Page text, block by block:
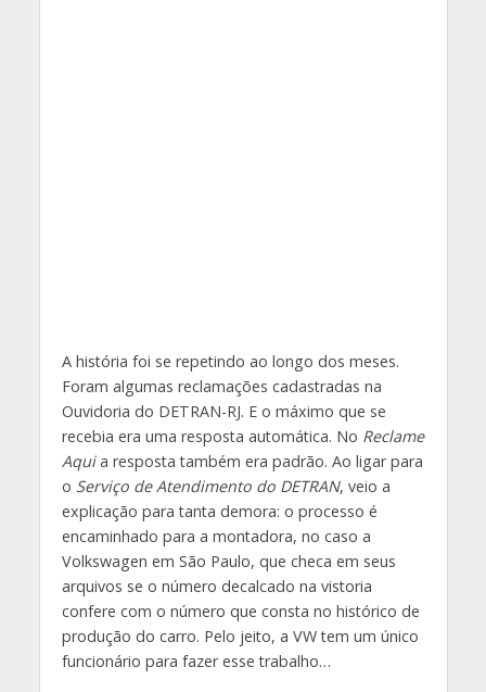
A história foi se repetindo ao longo dos meses.
Foram algumas reclamações cadastradas na
Ouvidoria do DETRAN-RJ. E o máximo que se
recebia era uma resposta automática. No Reclame
Aquia resposta também era padrão. Ao ligar para
o Serviço de Atendimento do DETRAN, veio a
explicação para tanta demora: o processo é
encaminhado para a montadora, no caso a
Volkswagen em São Paulo, que checa em seus
arquivos se o número decalcado na vistoria
confere com o número que consta no histórico de
produção do carro. Pelo jeito, a VW tem um único
funcionário para fazer esse trabalho…